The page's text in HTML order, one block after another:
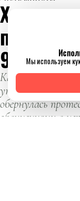
Хроники
9 дней
Как попытка
управления
обернулась
обвинениями в
Мы используем